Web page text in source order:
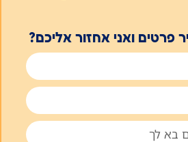
פרטים ואני אחזור אליכם?